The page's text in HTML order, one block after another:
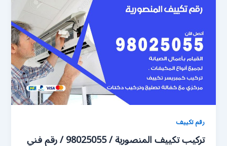
رقم تكييف
تركيب تكييف المنصورية / 98025055 / رقم فني